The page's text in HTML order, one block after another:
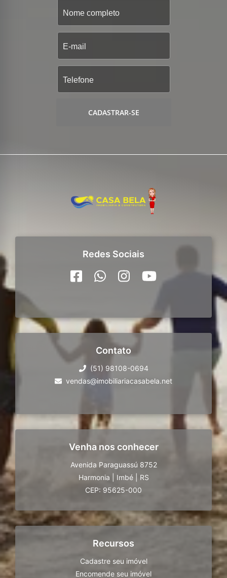
CADASTRAR-SE
Redes Sociais
Contato
(51) 98108-0694
vendas@imobiliariacasabela.net
Venha nos conhecer
Avenida Paraguassú 8752
Harmonia
Imbé
RS
CEP: 95625-000
Recursos
Cadastre seu imóvel
Encomende seu imóvel